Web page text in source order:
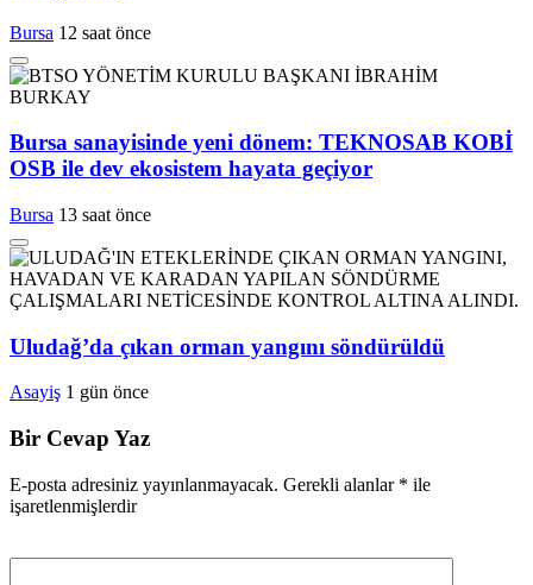
Bursa 12 saat önce
Bursa sanayisinde yeni dönem: TEKNOSAB KOBİ
OSB ile dev ekosistem hayata geçiyor
Bursa 13 saat önce
Uludağ’da çıkan orman yangını söndürüldü
Asayiş 1 gün önce
Bir Cevap Yaz
E-posta adresiniz yayınlanmayacak. Gerekli alanlar * ile
işaretlenmişlerdir